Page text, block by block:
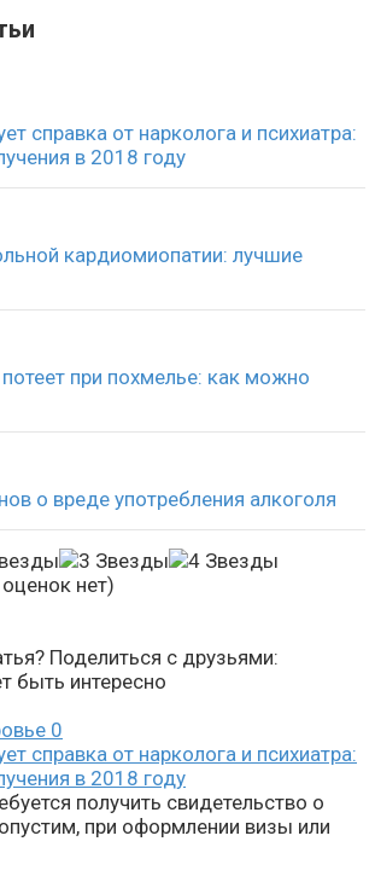
справка от нарколога и психиатра:
в 2018 году
кардиомиопатии: лучшие
при похмелье: как можно
о вреде употребления алкоголя
нет)
Поделиться с друзьями:
быть интересно
0
справка от нарколога и психиатра:
в 2018 году
получить свидетельство о
при оформлении визы или